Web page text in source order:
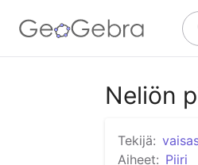
Neliön
Tekijä:
Aiheet: Piiri